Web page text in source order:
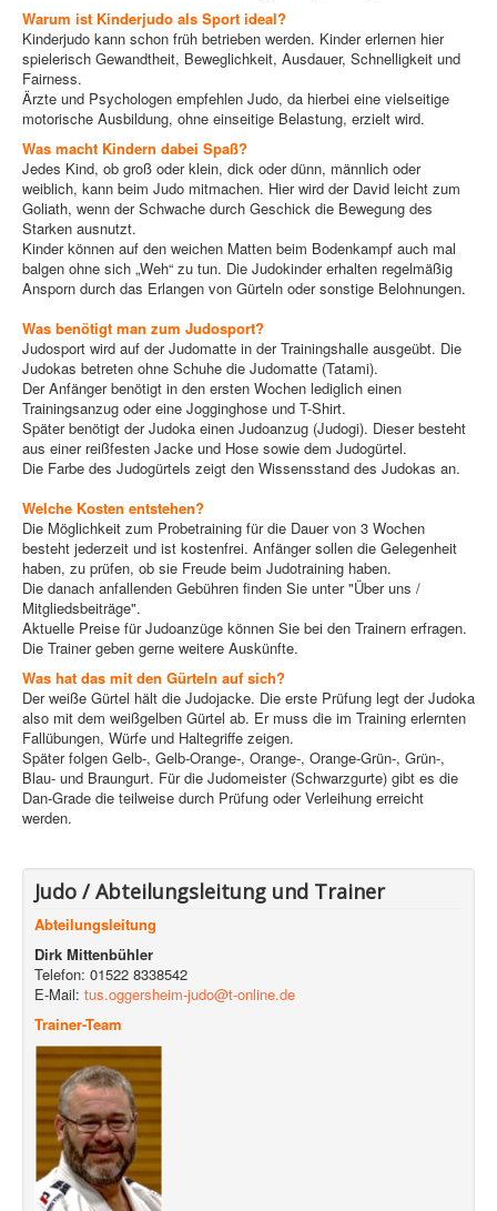
Warum ist Kinderjudo als Sport ideal?
Kinderjudo kann schon früh betrieben werden. Kinder erlernen hier
spielerisch Gewandtheit, Beweglichkeit, Ausdauer, Schnelligkeit und
Fairness.
Ärzte und Psychologen empfehlen Judo, da hierbei eine vielseitige
motorische Ausbildung, ohne einseitige Belastung, erzielt wird.
Was macht Kindern dabei Spaß?
Jedes Kind, ob groß oder klein, dick oder dünn, männlich oder
weiblich, kann beim Judo mitmachen. Hier wird der David leicht zum
Goliath, wenn der Schwache durch Geschick die Bewegung des
Starken ausnutzt.
Kinder können auf den weichen Matten beim Bodenkampf auch mal
balgen ohne sich „Weh“ zu tun. Die Judokinder erhalten regelmäßig
Ansporn durch das Erlangen von Gürteln oder sonstige Belohnungen.
Was benötigt man zum Judosport?
Judosport wird auf der Judomatte in der Trainingshalle ausgeübt. Die
Judokas betreten ohne Schuhe die Judomatte (Tatami).
Der Anfänger benötigt in den ersten Wochen lediglich einen
Trainingsanzug oder eine Jogginghose und T-Shirt.
Später benötigt der Judoka einen Judoanzug (Judogi). Dieser besteht
aus einer reißfesten Jacke und Hose sowie dem Judogürtel.
Die Farbe des Judogürtels zeigt den Wissensstand des Judokas an.
Welche Kosten entstehen?
Die Möglichkeit zum Probetraining für die Dauer von 3 Wochen
besteht jederzeit und ist kostenfrei. Anfänger sollen die Gelegenheit
haben, zu prüfen, ob sie Freude beim Judotraining haben.
Die danach anfallenden Gebühren finden Sie unter "Über uns /
Mitgliedsbeiträge".
Aktuelle Preise für Judoanzüge können Sie bei den Trainern erfragen.
Die Trainer geben gerne weitere Auskünfte.
Was hat das mit den Gürteln auf sich?
Der weiße Gürtel hält die Judojacke. Die erste Prüfung legt der Judoka
also mit dem weißgelben Gürtel ab. Er muss die im Training erlernten
Fallübungen, Würfe und Haltegriffe zeigen.
Später folgen Gelb-, Gelb-Orange-, Orange-, Orange-Grün-, Grün-,
Blau- und Braungurt. Für die Judomeister (Schwarzgurte) gibt es die
Dan-Grade die teilweise durch Prüfung oder Verleihung erreicht
werden.
Judo / Abteilungsleitung und Trainer
Abteilungsleitung
Dirk Mittenbühler
Telefon: 01522 8338542
E-Mail: tus.oggersheim-judo@t-online.de
Trainer-Team